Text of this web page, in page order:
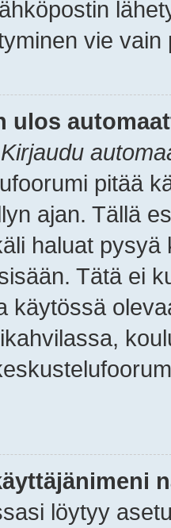
vie
ulos
Kirjaudu
pitää
ajan. Tällä
haluat
Tätä ei
käytössä
löytyy